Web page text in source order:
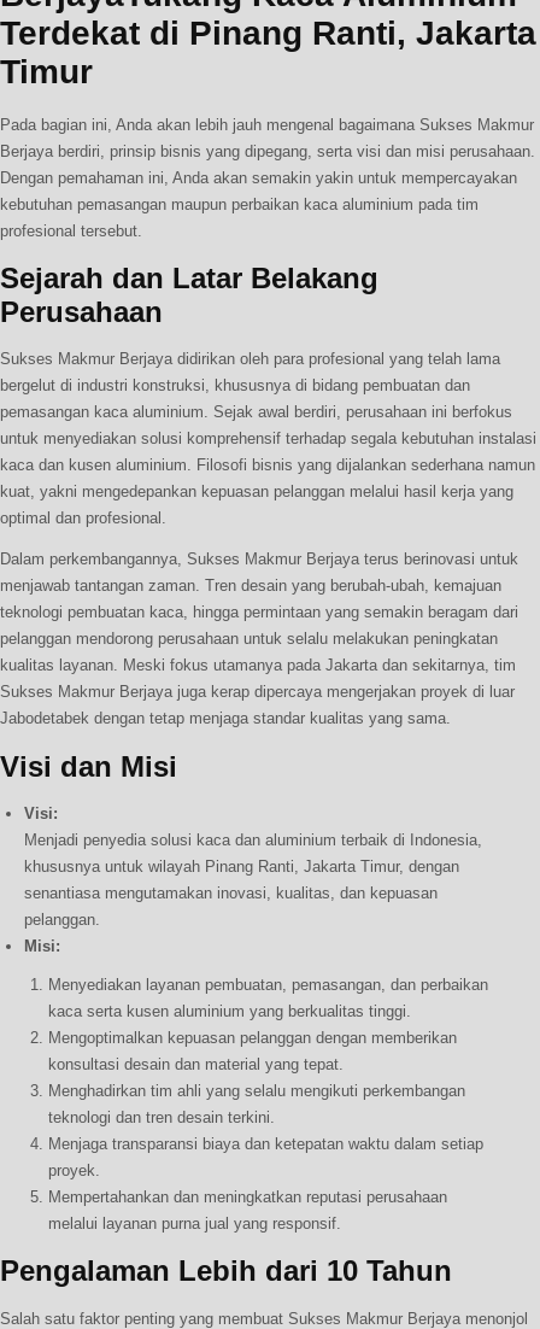
Terdekat di Pinang Ranti, Jakarta
Timur
Pada bagian ini, Anda akan lebih jauh mengenal bagaimana Sukses Makmur
Berjaya berdiri, prinsip bisnis yang dipegang, serta visi dan misi perusahaan.
Dengan pemahaman ini, Anda akan semakin yakin untuk mempercayakan
kebutuhan pemasangan maupun perbaikan kaca aluminium pada tim
profesional tersebut.
Sejarah dan Latar Belakang
Perusahaan
Sukses Makmur Berjaya didirikan oleh para profesional yang telah lama
bergelut di industri konstruksi, khususnya di bidang pembuatan dan
pemasangan kaca aluminium. Sejak awal berdiri, perusahaan ini berfokus
untuk menyediakan solusi komprehensif terhadap segala kebutuhan instalasi
kaca dan kusen aluminium. Filosofi bisnis yang dijalankan sederhana namun
kuat, yakni mengedepankan kepuasan pelanggan melalui hasil kerja yang
optimal dan profesional.
Dalam perkembangannya, Sukses Makmur Berjaya terus berinovasi untuk
menjawab tantangan zaman. Tren desain yang berubah-ubah, kemajuan
teknologi pembuatan kaca, hingga permintaan yang semakin beragam dari
pelanggan mendorong perusahaan untuk selalu melakukan peningkatan
kualitas layanan. Meski fokus utamanya pada Jakarta dan sekitarnya, tim
Sukses Makmur Berjaya juga kerap dipercaya mengerjakan proyek di luar
Jabodetabek dengan tetap menjaga standar kualitas yang sama.
Visi dan Misi
Visi:
Menjadi penyedia solusi kaca dan aluminium terbaik di Indonesia,
khususnya untuk wilayah Pinang Ranti, Jakarta Timur, dengan
senantiasa mengutamakan inovasi, kualitas, dan kepuasan
pelanggan.
Misi:
Menyediakan layanan pembuatan, pemasangan, dan perbaikan
kaca serta kusen aluminium yang berkualitas tinggi.
Mengoptimalkan kepuasan pelanggan dengan memberikan
konsultasi desain dan material yang tepat.
Menghadirkan tim ahli yang selalu mengikuti perkembangan
teknologi dan tren desain terkini.
Menjaga transparansi biaya dan ketepatan waktu dalam setiap
proyek.
Mempertahankan dan meningkatkan reputasi perusahaan
melalui layanan purna jual yang responsif.
Pengalaman Lebih dari 10 Tahun
Salah satu faktor penting yang membuat Sukses Makmur Berjaya menonjol